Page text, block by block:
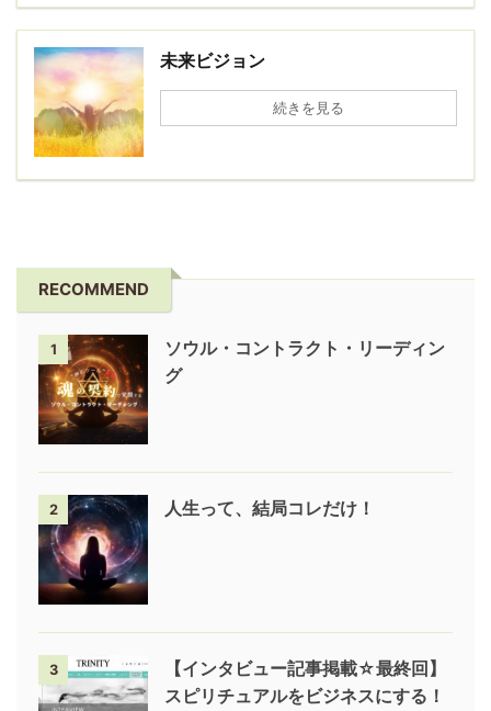
未来ビジョン
続きを見る
RECOMMEND
1
ソウル・コントラクト・リーディン
グ
2 人生って、結局コレだけ！
3
【インタビュー記事掲載☆最終回】
スピリチュアルをビジネスにする！